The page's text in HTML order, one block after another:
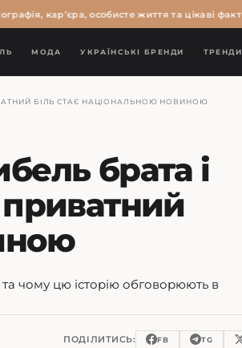
кар’єра, особисте життя та цікаві факти
МОДА УКРАЇНСЬКІ БРЕНДИ ТРЕНДИ
БІЛЬ СТАЄ НАЦІОНАЛЬНОЮ НОВИНОЮ
брата і
чому цю історію обговорюють в
ПОДІЛИТИСЬ: FB TG